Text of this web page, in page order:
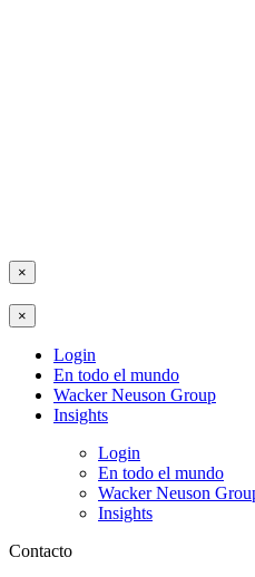
×
×
Login
En todo el mundo
Wacker Neuson Group
Insights
Login
En todo el mundo
Wacker Neuson
Insights
Contacto